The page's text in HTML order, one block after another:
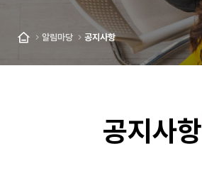
학
교
알림마당 공지사항
공지사항